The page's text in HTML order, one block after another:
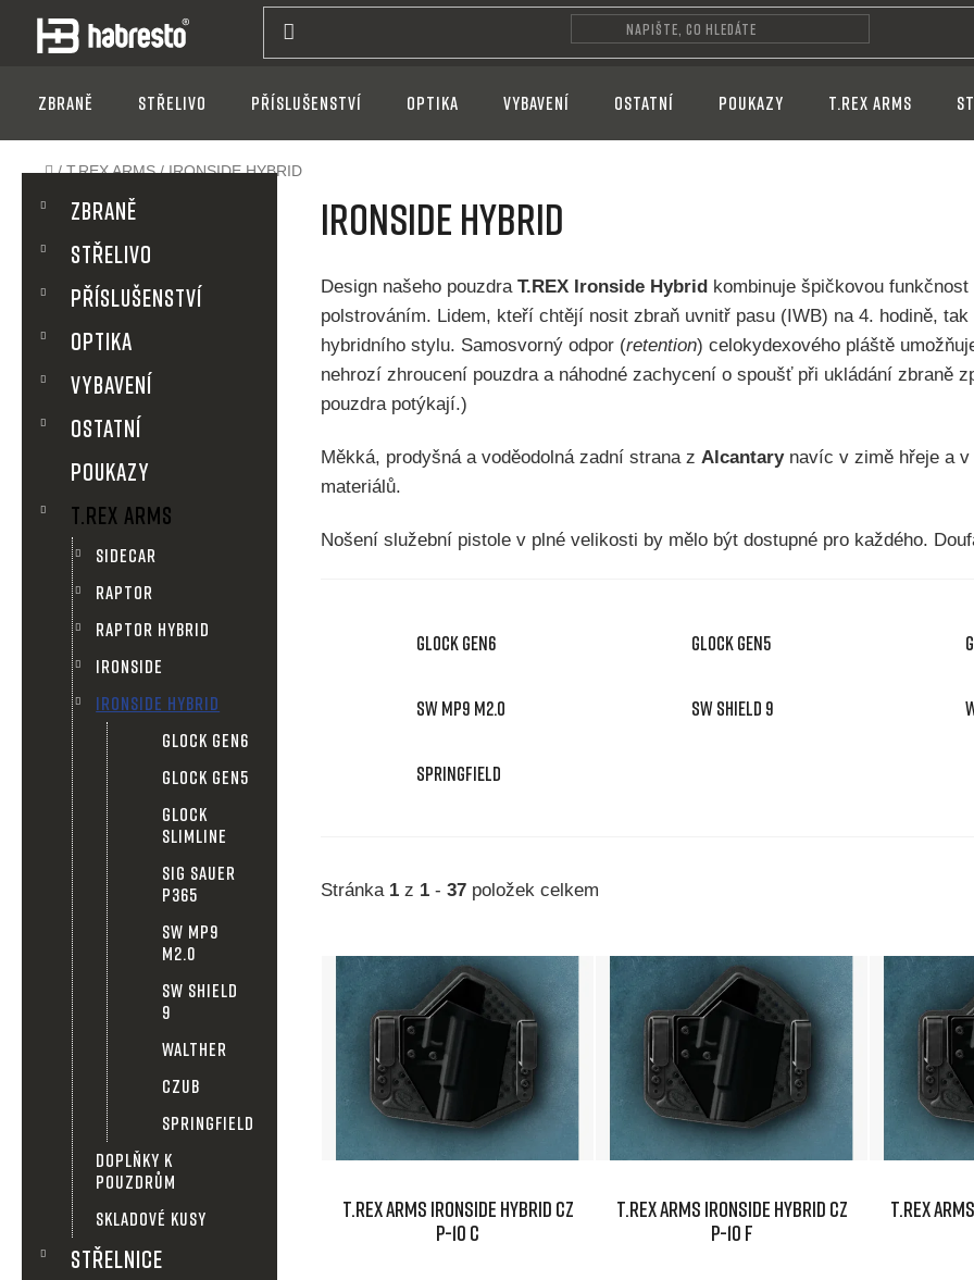
Zbraně Střelivo Příslušenství Optika VYBAVENÍ OSTATNÍ POUKAZY T.REX ARMS
Domů
/ T.REX ARMS / IRONSIDE HYBRID
P
o
s
r
n
kategorieZbraně
Střelivo
Příslušenství
Optika
VYBAVENÍ
OSTATNÍ
POUKAZY
T.REX ARMS
SIDECAR
RAPTOR
RAPTOR HYBRID
IRONSIDE
IRONSIDE HYBRID
GLOCK GEN6
GLOCK GEN5
GLOCK
SLIMLINE
SIG SAUER
P365
SW MP9
M2.0
SW SHIELD
9
WALTHER
CZUB
SPRINGFIELD
DOPLŇKY K
POUZDRŮM
SKLADOVÉ KUSY
STŘELNICE
IRONSIDE HYBRID
Design našeho pouzdraT.REX Ironside Hybrid kombinuje špičkovou
polstrováním. Lidem, kteří chtějí nosit zbraň uvnitř pasu (IWB) na 4. hodině,
hybridního stylu. Samosvorný odpor (retention) celokydexového pláště
nehrozí zhroucení pouzdra a náhodné zachycení o spoušť při ukládání zbraně
pouzdra potýkají.)
Měkká, prodyšná a voděodolná zadní strana z Alcantarynavíc v zimě hřeje a v
materiálů.
Nošení služební pistole v plné velikosti by mělo být dostupné pro každého.
GLOCK GEN6 GLOCK GEN5
SW MP9 M2.0 SW SHIELD 9
SPRINGFIELD
Stránka 1 z 1 -37 položek celkem
V
ý
s
T.REX ARMS IRONSIDE HYBRID CZ
P-10 C
T.REX ARMS IRONSIDE HYBRID CZ
P-10 F
T.REX